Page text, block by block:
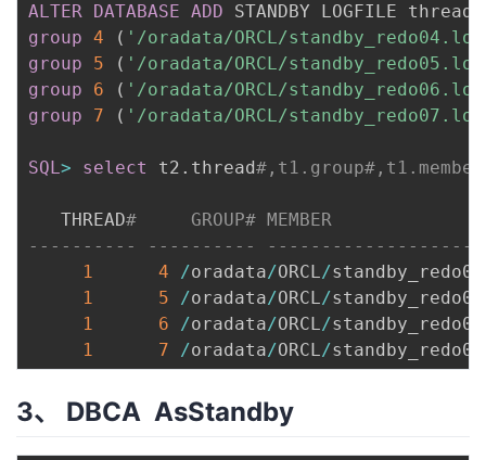
ALTER DATABASE ADD STANDBY LOGFILE thread
group 4 ( '/oradata/ORCL/
group
5 ( '/oradata/ORCL/
group
6 ( '/oradata/ORCL/
group
7 ( '/oradata/ORCL/
SQL> select t2 . thread
   THREAD
---------- ----------
1
4 /oradata/ORCL/standby_redo04
1
5 /oradata/ORCL/standby_redo05
1
6 /oradata/ORCL/standby_redo06
1
7 /oradata/ORCL/standby_redo07
3、 DBCA AsStandby